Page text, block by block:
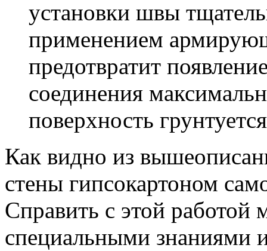
установки швы
применением
предотвратит
соединения
поверхность
Как видно из
стены гипсокартоном
Справить с этой работой
специальными знаниями